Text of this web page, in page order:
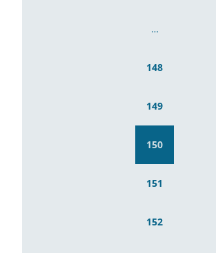
…
148
149
150
151
152